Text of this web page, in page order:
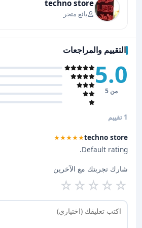
techno store
بائع متجر
التقييم والمراجعات
5.0
من 5
1 تقييم
techno store
★★★★★
Default rating.
شارك تجربتك مع الآخرين
☆
☆
☆
☆
☆